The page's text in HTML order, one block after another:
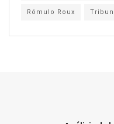
Rómulo Roux